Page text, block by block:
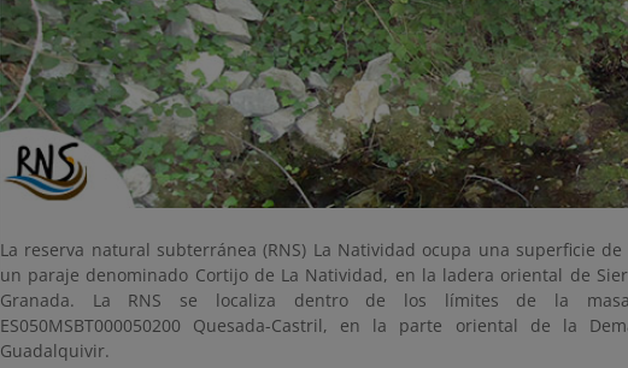
La reserva natural subterránea (RNS) La Natividad ocupa una superficie de
un paraje denominado Cortijo de La Natividad, en la ladera oriental de
Granada. La RNS se localiza dentro de los límites de la
ES050MSBT000050200 Quesada-Castril, en la parte oriental de la
Guadalquivir.